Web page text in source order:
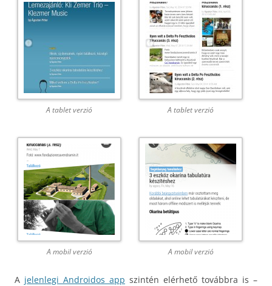
A tablet verzió A tablet verzió
A mobil verzió A mobil verzió
A jelenlegi Androidos app szintén elérhető továbbra is –